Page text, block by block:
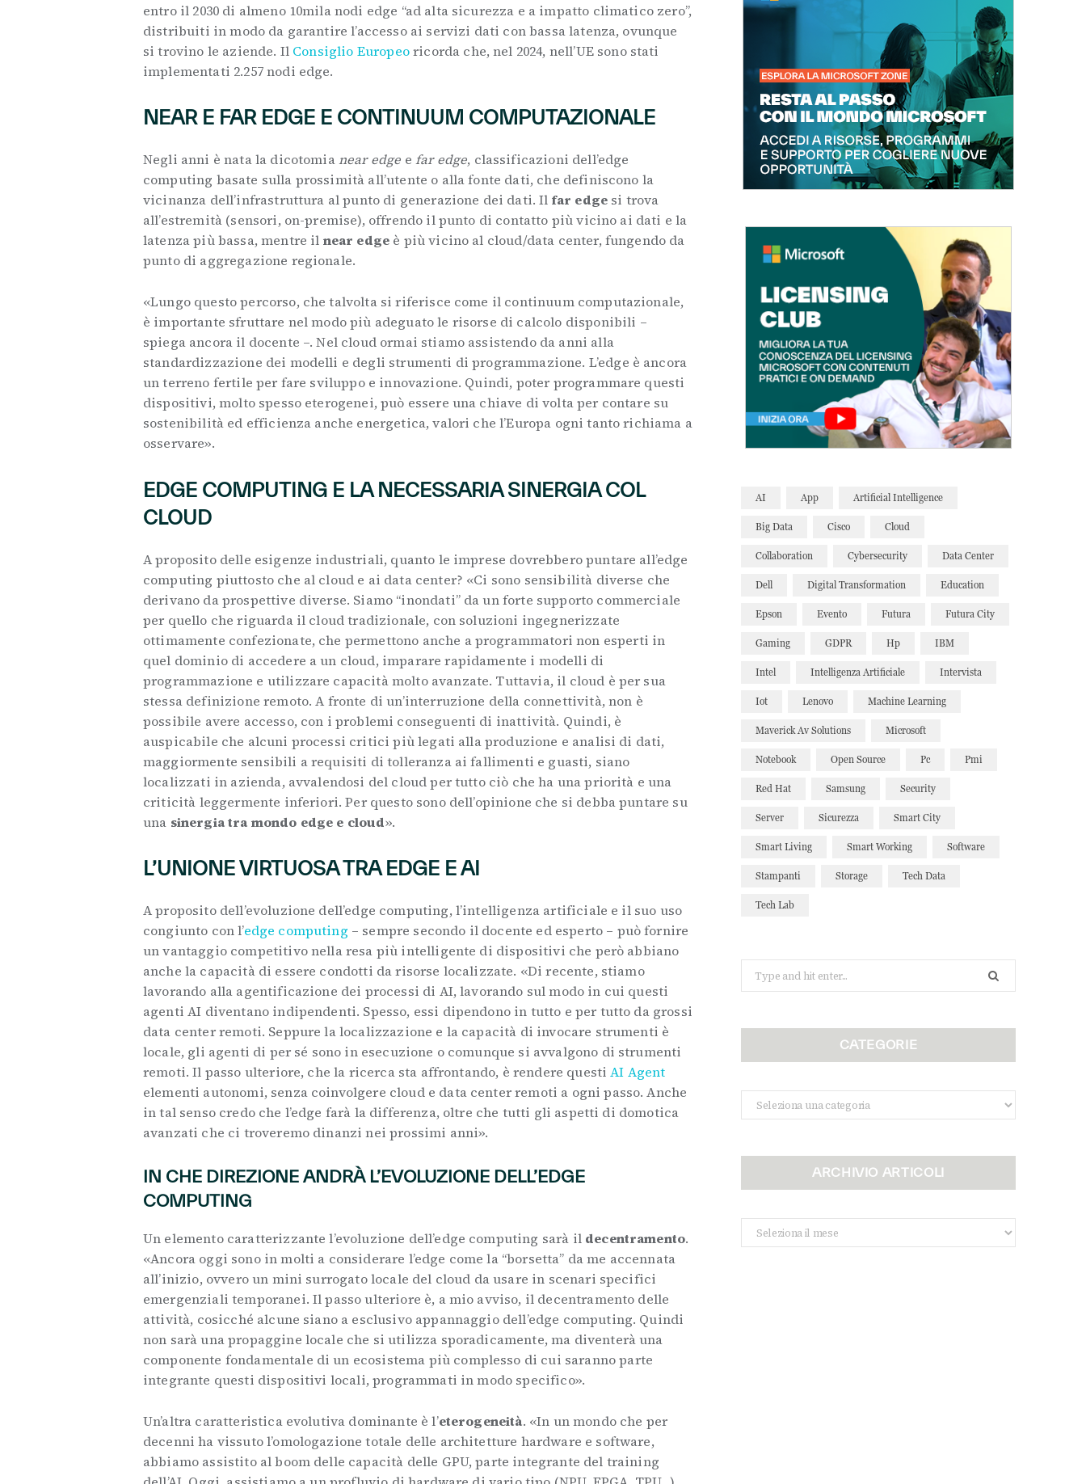
entro il 2030 di almeno 10mila nodi edge “ad alta sicurezza e a impatto climatico zero”,
distribuiti in modo da garantire l’accesso ai servizi dati con bassa latenza, ovunque
si trovino le aziende. Il Consiglio Europeoricorda che, nel 2024, nell’UE sono stati
implementati 2.257 nodi edge.
NEAR E FAR EDGE E CONTINUUM COMPUTAZIONALE
Negli anni è nata la dicotomianear edge e far edge, classificazioni dell’edge
computing basate sulla prossimità all’utente o alla fonte dati, che definiscono la
vicinanza dell’infrastruttura al punto di generazione dei dati. Il far edge si trova
all’estremità (sensori, on-premise), offrendo il punto di contatto più vicino ai dati e la
latenza più bassa, mentre il near edge è più vicino al cloud/data center, fungendo da
punto di aggregazione regionale.
«Lungo questo percorso, che talvolta si riferisce come il continuum computazionale,
è importante sfruttare nel modo più adeguato le risorse di calcolo disponibili –
spiega ancora il docente –. Nel cloud ormai stiamo assistendo da anni alla
standardizzazione dei modelli e degli strumenti di programmazione. L’edge è ancora
un terreno fertile per fare sviluppo e innovazione. Quindi, poter programmare questi
dispositivi, molto spesso eterogenei, può essere una chiave di volta per contare su
sostenibilità ed efficienza anche energetica, valori che l’Europa ogni tanto richiama a
osservare».
EDGE COMPUTING E LA NECESSARIA SINERGIA COL
CLOUD
A proposito delle esigenze industriali, quanto le imprese dovrebbero puntare all’edge
computing piuttosto che al cloud e ai data center? «Ci sono sensibilità diverse che
derivano da prospettive diverse. Siamo “inondati” da un forte supporto commerciale
per quello che riguarda il cloud tradizionale, con soluzioni ingegnerizzate
ottimamente confezionate, che permettono anche a programmatori non esperti in
quel dominio di accedere a un cloud, imparare rapidamente i modelli di
programmazione e utilizzare capacità molto avanzate. Tuttavia, il cloud è per sua
stessa definizione remoto. A fronte di un’interruzione della connettività, non è
possibile avere accesso, con i problemi conseguenti di inattività. Quindi, è
auspicabile che alcuni processi critici più legati alla produzione e analisi di dati,
maggiormente sensibili a requisiti di tolleranza ai fallimenti e guasti, siano
localizzati in azienda, avvalendosi del cloud per tutto ciò che ha una priorità e una
criticità leggermente inferiori. Per questo sono dell’opinione che si debba puntare su
una sinergia tra mondo edge e cloud».
L’UNIONE VIRTUOSA TRA EDGE E AI
A proposito dell’evoluzione dell’edge computing, l’intelligenza artificiale e il suo uso
congiunto con l’edge computing – sempre secondo il docente ed esperto – può fornire
un vantaggio competitivo nella resa più intelligente di dispositivi che però abbiano
anche la capacità di essere condotti da risorse localizzate. «Di recente, stiamo
lavorando alla agentificazione dei processi di AI, lavorando sul modo in cui questi
agenti AI diventano indipendenti. Spesso, essi dipendono in tutto e per tutto da grossi
data center remoti. Seppure la localizzazione e la capacità di invocare strumenti è
locale, gli agenti di per sé sono in esecuzione o comunque si avvalgono di strumenti
remoti. Il passo ulteriore, che la ricerca sta affrontando, è rendere questiAI Agent
elementi autonomi, senza coinvolgere cloud e data center remoti a ogni passo. Anche
in tal senso credo che l’edge farà la differenza, oltre che tutti gli aspetti di domotica
avanzati che ci troveremo dinanzi nei prossimi anni».
IN CHE DIREZIONE ANDRÀ L’EVOLUZIONE DELL’EDGE
COMPUTING
Un elemento caratterizzante l’evoluzione dell’edge computing sarà il decentramento.
«Ancora oggi sono in molti a considerare l’edge come la “borsetta” da me accennata
all’inizio, ovvero un mini surrogato locale del cloud da usare in scenari specifici
emergenziali temporanei. Il passo ulteriore è, a mio avviso, il decentramento delle
attività, cosicché alcune siano a esclusivo appannaggio dell’edge computing. Quindi
non sarà una propaggine locale che si utilizza sporadicamente, ma diventerà una
componente fondamentale di un ecosistema più complesso di cui saranno parte
integrante questi dispositivi locali, programmati in modo specifico».
Un’altra caratteristica evolutiva dominante è l’eterogeneità. «In un mondo che per
decenni ha vissuto l’omologazione totale delle architetture hardware e software,
abbiamo assistito al boom delle capacità delle GPU, parte integrante del training
AI App Artificial Intelligence
Big Data Cisco Cloud
Collaboration Cybersecurity Data Center
Dell Digital Transformation Education
Epson Evento Futura Futura City
Gaming GDPR Hp IBM
Intel Intelligenza Artificiale Intervista
Iot Lenovo Machine Learning
Maverick Av Solutions Microsoft
Notebook Open Source Pc Pmi
Red Hat Samsung Security
Server Sicurezza Smart City
Smart Living Smart Working Software
Stampanti Storage Tech Data
Tech Lab
for:
CATEGORIE
Categorie
ARCHIVIO ARTICOLI
Archivio
Articoli